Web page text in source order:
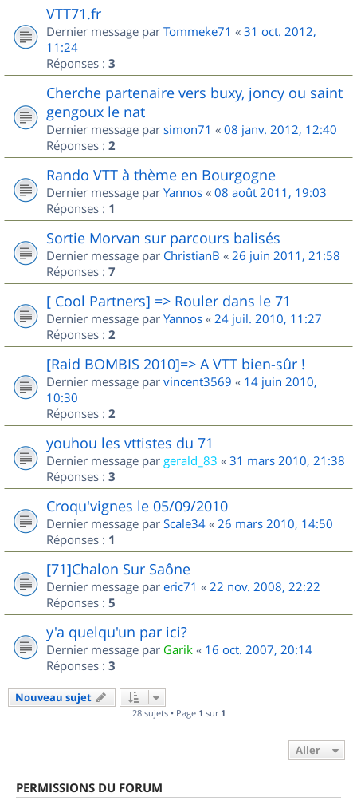
VTT71.fr
Dernier message par Tommeke71 « 31 oct. 2012,
11:24
Réponses : 3
Cherche partenaire vers buxy, joncy ou saint
gengoux le nat
Dernier message par simon71 « 08 janv. 2012, 12:40
Réponses : 2
Rando VTT à thème en Bourgogne
Dernier message par Yannos « 08 août 2011, 19:03
Réponses : 1
Sortie Morvan sur parcours balisés
Dernier message par ChristianB « 26 juin 2011, 21:58
Réponses : 7
[ Cool Partners] => Rouler dans le 71
Dernier message par Yannos « 24 juil. 2010, 11:27
Réponses : 2
[Raid BOMBIS 2010]=> A VTT bien-sûr !
Dernier message par vincent3569 « 14 juin 2010,
10:30
Réponses : 2
youhou les vttistes du 71
Dernier message par gerald_83 « 31 mars 2010, 21:38
Réponses : 3
Croqu'vignes le 05/09/2010
Dernier message par Scale34 « 26 mars 2010, 14:50
Réponses : 1
[71]Chalon Sur Saône
Dernier message par eric71 « 22 nov. 2008, 22:22
Réponses : 5
y'a quelqu'un par ici?
Dernier message par Garik « 16 oct. 2007, 20:14
Réponses : 3
Nouveau sujet
28 sujets • Page 1 sur 1
Aller
PERMISSIONS DU FORUM